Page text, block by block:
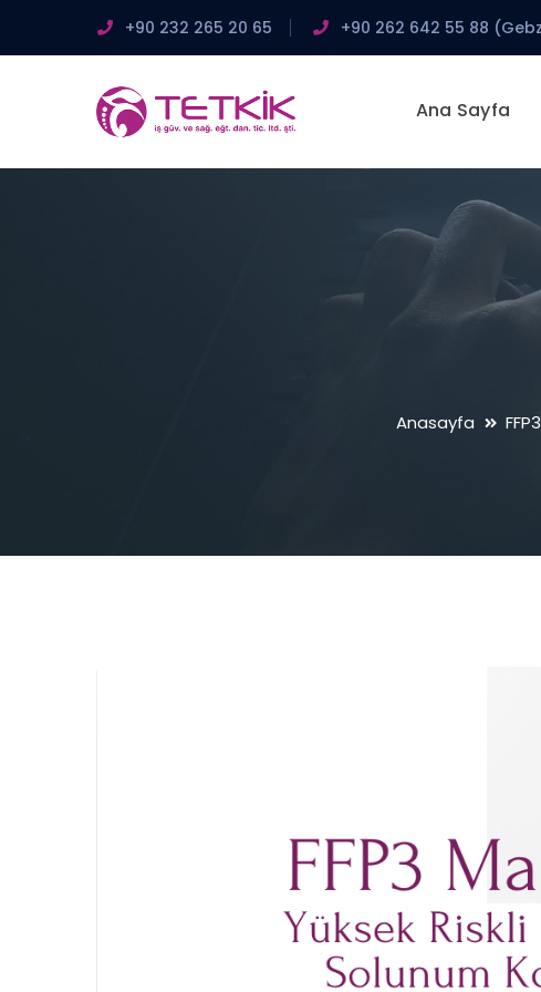
+90 232 265 20 65 +90 262 642 55 88
Ana Sayfa
Anasayfa